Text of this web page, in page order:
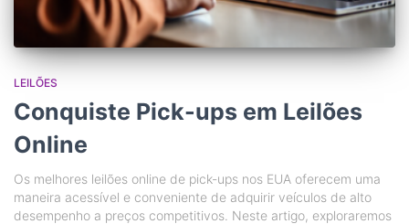
LEILÕES
Conquiste Pick-ups em Leilões
Online
Os melhores leilões online de pick-ups nos EUA oferecem uma
maneira acessível e conveniente de adquirir veículos de alto
desempenho a preços competitivos. Neste artigo, exploraremos